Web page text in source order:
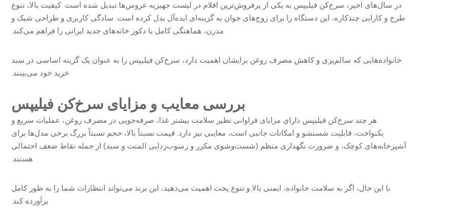
در سال‌های اخیر، سرخ‌کن فیلیپس به یکی از پرفروش‌ترین اقلام در لیست جهیزیه عروس‌ها تبدیل شده است. کیفیت بالا، تنوع
طرح و کارایی چندکاره، این دستگاه را برای زوج‌های جوان به گزینه‌ای ایده‌آل بدل کرده است. سادگی کاربری و طراحی شیک و
مدرن، هماهنگی کامل با دکور خانه‌های جدید ایرانی را فراهم می‌کند.
خانواده‌هایی که سالم‌پزی و کاهش مصرف روغن برایشان اهمیت دارد، سرخ‌کن فیلیپس را به عنوان یک گزینه اساسی در سبد
خرید خود می‌بینند.
بررسی معایب و مزایای سرخ‌کن فیلیپس
هر چند سرخ‌کن فیلیپس دارای مزایای فراوانی نظیر سلامت بیشتر غذا، صرفه‌جویی در مصرف روغن، عملیات سریع و
یکنواخت، قابلیت شستشو و امکانات جانبی است، معایبی نیز دارد. قیمت نسبتاً بالا، حجم نسبتاً بزرگ برخی مدل‌ها برای
آشپزخانه‌های کوچک، و ضرورت نگهداری منظم (شست‌وشوی مکرر و رسوب‌زدایی المنت و سبد) از جمله نقاط ضعف احتمالی
هستند.
با این حال، اگر به سلامت خانواده، ایمنی بالا و تنوع پخت اهمیت می‌دهید، این برند می‌تواند انتظارات شما را به طور کامل
برآورده کند.